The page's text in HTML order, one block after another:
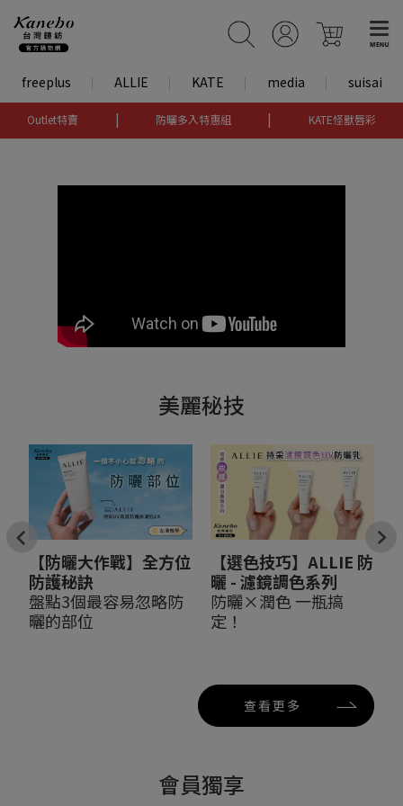
freeplus ALLIE KATE media suisai
Outlet特賣 | 防曬多入特惠組 | KATE怪獸唇彩
美麗秘技
【防曬大作戰】全方位
防護秘訣
盤點3個最容易忽略防
曬的部位
【選色技巧】ALLIE 防
曬 - 濾鏡調色系列
防曬×潤色 一瓶搞
定！
查看更多
會員獨享